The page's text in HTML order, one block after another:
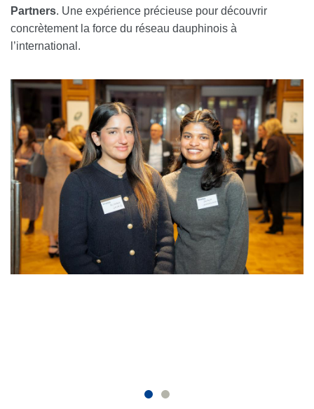
Partners. Une expérience précieuse pour découvrir
concrètement la force du réseau dauphinois à
l’international.